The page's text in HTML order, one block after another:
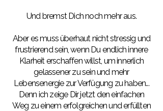
Und bremst Dich noch mehr aus.
Aber es muss überhaut nicht stressig und
frustrierend sein, wenn Du endlich innere
Klarheit erschaffen willst, um innerlich
gelassener zu sein und mehr
Lebensenergie zur Verfügung zu haben...
Denn ich zeige Dir jetzt den einfachen
Weg zu einem erfolgreichen und erfüllten